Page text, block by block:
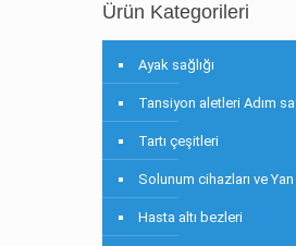
Ürün Kategorileri
Ayak sağlığı
Tansiyon aletleri Adım
Tartı çeşitleri
Solunum cihazları ve
Hasta altı bezleri